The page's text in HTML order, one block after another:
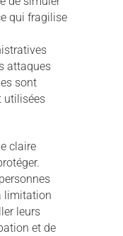
qui fragilise
attaques
sont
utilisées
claire
limitation
leurs
et de